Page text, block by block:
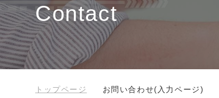
Contact
トップページ お問い合わせ(入力ページ)